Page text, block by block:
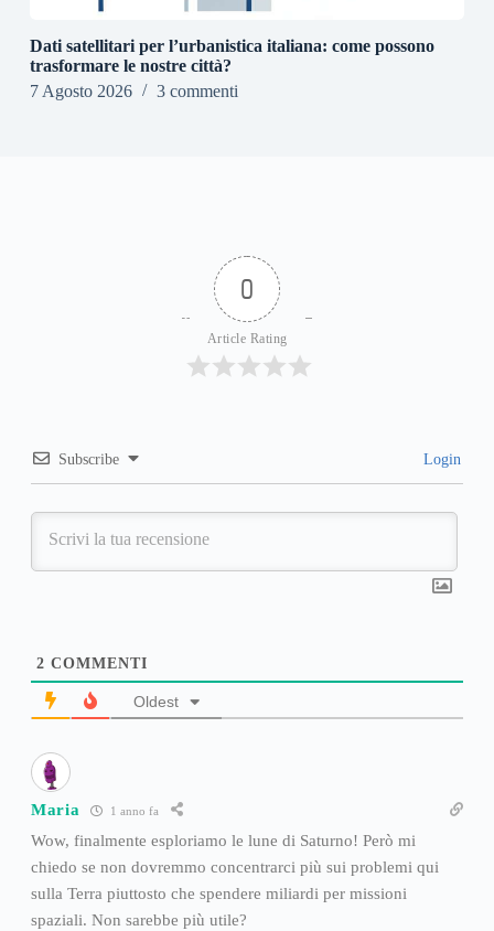
Dati satellitari per l’urbanistica italiana: come possono
trasformare le nostre città?
7 Agosto 2026
3 commenti
0
Article Rating
Subscribe Login
2 COMMENTI
Oldest
Maria 1 anno fa
Wow, finalmente esploriamo le lune di Saturno! Però mi
chiedo se non dovremmo concentrarci più sui problemi qui
sulla Terra piuttosto che spendere miliardi per missioni
spaziali. Non sarebbe più utile?